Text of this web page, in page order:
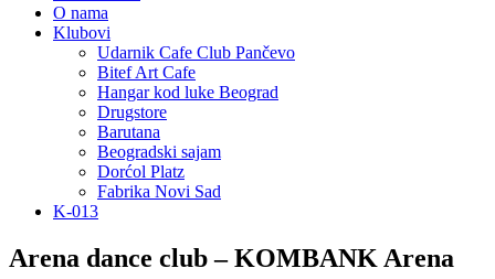
O nama
Klubovi
Udarnik Cafe Club Pančevo
Bitef Art Cafe
Hangar kod luke Beograd
Drugstore
Barutana
Beogradski sajam
Dorćol Platz
Fabrika Novi Sad
K-013
Arena dance club – KOMBANK Arena